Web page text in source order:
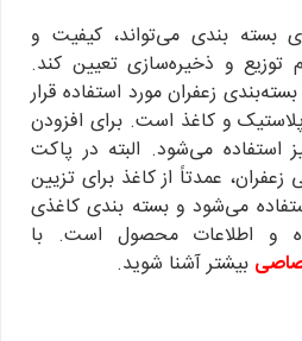
بسته بندی می‌تواند، کیفیت و
توزیع و ذخیره‌سازی تعیین کند.
زعفران مورد استفاده قرار
و کاغذ است. برای افزودن
استفاده می‌شود. البته در پاکت
عمدتاً از کاغذ برای تزیین
می‌شود و بسته بندی کاغذی
و اطلاعات محصول است. با
بیشتر آشنا شوید.